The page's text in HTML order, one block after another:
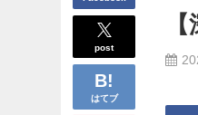
post
はてブ